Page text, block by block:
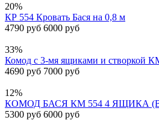
20%
КР 554 Кровать Бася на 0,8 м
4790 руб 6000 руб
33%
Комод с 3-мя ящиками и створкой
4690 руб 7000 руб
12%
КОМОД БАСЯ КМ 554 4 ЯЩИКА
5300 руб 6000 руб